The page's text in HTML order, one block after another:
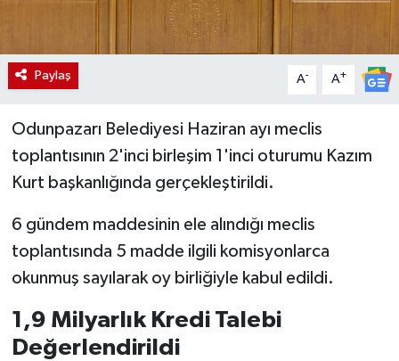
Paylaş A- A+
Odunpazarı Belediyesi Haziran ayı meclis
toplantısının 2'inci birleşim 1'inci oturumu Kazım
Kurt başkanlığında gerçekleştirildi.
6 gündem maddesinin ele alındığı meclis
toplantısında 5 madde ilgili komisyonlarca
okunmuş sayılarak oy birliğiyle kabul edildi.
1,9 Milyarlık Kredi Talebi
Değerlendirildi